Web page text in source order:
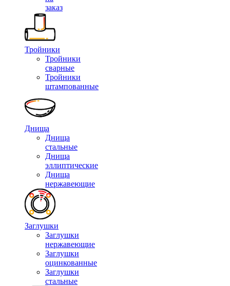
заказ
Тройники
Тройники
сварные
Тройники
штампованные
Днища
Днища
стальные
Днища
эллиптические
Днища
нержавеющие
Заглушки
Заглушки
нержавеющие
Заглушки
оцинкованные
Заглушки
стальные